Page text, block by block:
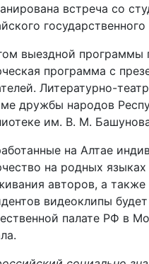
встреча со
выездной программы
программа с
Литературно-
дружбы народов
им. В. М.
на Алтае
на родных
авторов, а
видеоклипы
палате РФ в